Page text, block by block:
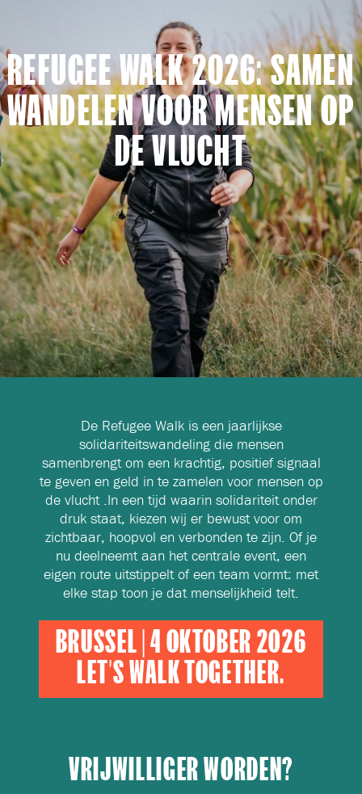
REFUGEE WALK 2026: SAMEN
WANDELEN VOOR MENSEN OP
DE VLUCHT
De Refugee Walk is een jaarlijkse
solidariteitswandeling die mensen
samenbrengt om een krachtig, positief signaal
te geven en geld in te zamelen voor mensen op
de vlucht .In een tijd waarin solidariteit onder
druk staat, kiezen wij er bewust voor om
zichtbaar, hoopvol en verbonden te zijn. Of je
nu deelneemt aan het centrale event, een
eigen route uitstippelt of een team vormt: met
elke stap toon je dat menselijkheid telt.
BRUSSEL | 4 OKTOBER 2026
LET'S WALK TOGETHER.
VRIJWILLIGER WORDEN?